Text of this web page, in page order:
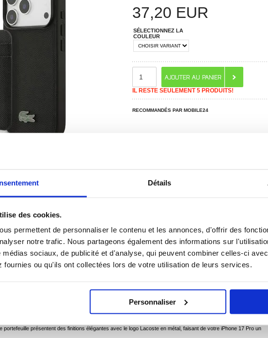
Détails
des cookies.
permettent de personnaliser le contenu et les annonces, d'offrir des
notre trafic. Nous partageons également des informations sur
médias sociaux, de publicité et d'analyse, qui peuvent combiner celles-ci
fournies ou qu'ils ont collectées lors de votre utilisation de leurs services.
Personnaliser
37,20 EUR
SÉLECTIONNEZ LA
COULEUR
IL RESTE SEULEMENT 5 PRODUITS!
RECOMMANDÉS PAR MOBILE24
QUESTION ? CONTACTEZ-NOUS ! CHAT EN DIRECT
magnétique Lacoste Iconic Petit Pique pour iPhone 17 Pro - Set Coque de protection et portefeuille haut de
du style et de la praticité avec l'ensemble Lacoste Iconic Petit Piqué MagSafe Case et Magnetic Card Holder pour
haut de gamme comprend un étui de protection durable et un portefeuille magnétique fin, tous deux ornés du logo
de crocodile métallique. Conçu avec le souci du détail, l'étui offre une protection fiable grâce à sa doublure en
le porte-cartes magnétique est pratique au quotidien grâce à ses deux fentes pour cartes ou documents.
élégant et fonctionnel qui met en valeur votre téléphone tout en gardant l'essentiel à portée de main.
Comprend un étui de protection MagSafe et un portefeuille magnétique, tous deux ornés du logo crocodile.
- Léger, résistant et conçu pour protéger votre iPhone 17 Pro des rayures, des chocs et de la poussière.
- L'intérieur doux protège votre iPhone 17 Pro des rayures et des dommages mineurs.
mince - La finition texturée empêche les glissements et permet de garder votre téléphone en main en tout confort.
en charge la recharge sans fil MagSafe et les accessoires sans retirer l'étui.
portefeuille fin se fixe parfaitement à l'étui et offre deux fentes pour cartes de crédit, cartes d'identité ou cartes
portefeuille présentent des finitions élégantes avec le logo Lacoste en métal, faisant de votre iPhone 17 Pro un